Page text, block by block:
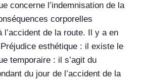
concerne l’indemnisation de la
corporelles
l’accident de la route. Il y a en
esthétique : il existe le
temporaire : il s’agit du
du jour de l’accident de la